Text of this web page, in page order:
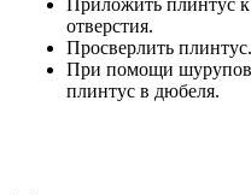
Приложить плинтус к
отверстия.
Просверлить плинтус.
При помощи
плинтус в дюбеля.